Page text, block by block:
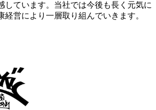
しています。当社では今後も長く元気に
経営により一層取り組んでいきます。